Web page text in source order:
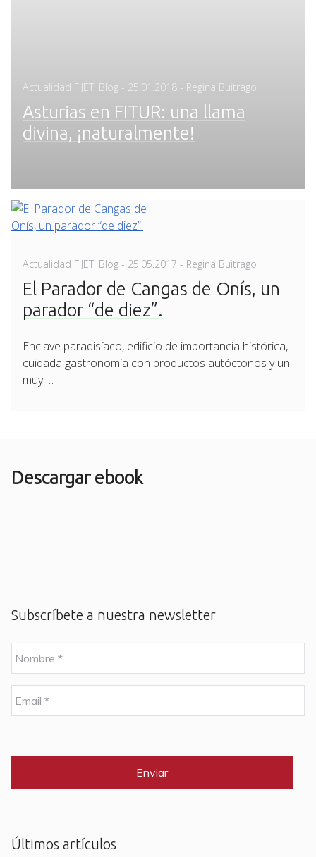
Actualidad FIJET Blog - Posted
25.01.2018 - Regina Buitrago
Asturias en FITUR: una llama
divina, ¡naturalmente!
Actualidad FIJET, Blog - Posted
25.05.2017 - Regina Buitrago
El Parador de Cangas de Onís, un
parador “de diez”.
Enclave paradisíaco, edificio de importancia histórica,
cuidada gastronomía con productos autóctonos y un
muy …
Descargar ebook
Subscríbete a nuestra newsletter
o
m
e
m
a
C
Últimos artículos